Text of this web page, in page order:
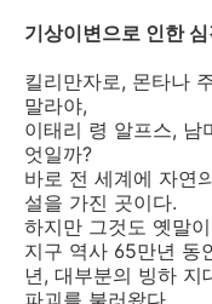
기상이변으로 인한
킬리만자로, 몬타나
말라야,
이태리 령 알프스, 남
엇일까?
바로 전 세계에 자연
설을 가진 곳이다.
하지만 그것도 옛말
지구 역사 65만년 동
년, 대부분의 빙하 지
파괴를 불러왔다.